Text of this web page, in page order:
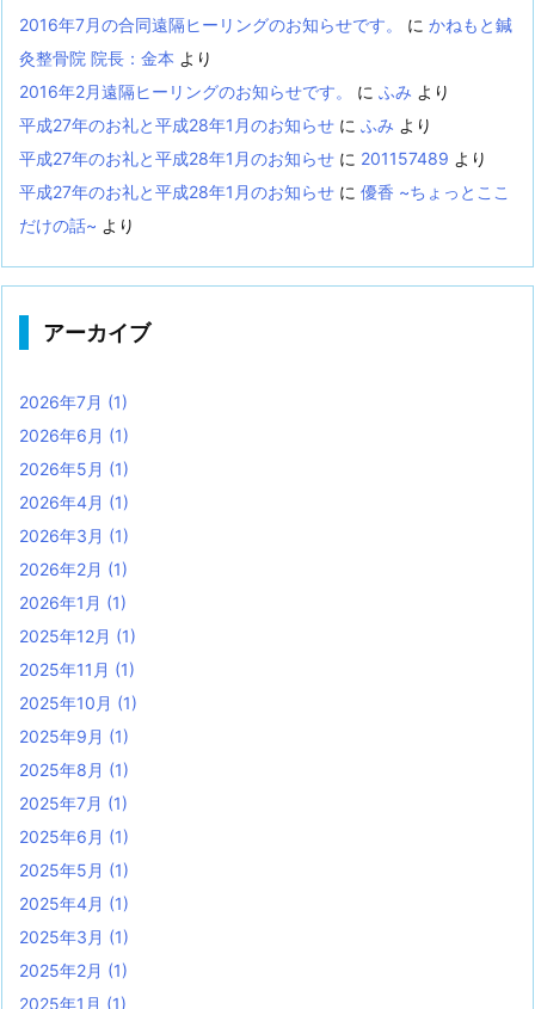
2016年7月の合同遠隔ヒーリングのお知らせです。 に かねもと鍼
灸整骨院 院長：金本 より
2016年2月遠隔ヒーリングのお知らせです。
に ふみ より
平成27年のお礼と平成28年1月のお知らせ に ふみ より
平成27年のお礼と平成28年1月のお知らせ に 201157489 より
平成27年のお礼と平成28年1月のお知らせ に 優香 ~ちょっとここ
だけの話~ より
アーカイブ
2026年7月 (1)
2026年6月 (1)
2026年5月 (1)
2026年4月 (1)
2026年3月 (1)
2026年2月 (1)
2026年1月 (1)
2025年12月 (1)
2025年11月 (1)
2025年10月 (1)
2025年9月 (1)
2025年8月 (1)
2025年7月 (1)
2025年6月 (1)
2025年5月 (1)
2025年4月 (1)
2025年3月 (1)
2025年2月 (1)
2025年1月 (1)